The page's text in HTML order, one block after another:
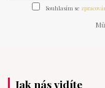
Souhlasím se
Jak nás vidíte